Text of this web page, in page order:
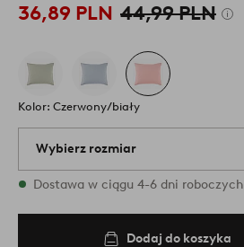
36,89 PLN 44,99 PLN
Kolor: Czerwony/biały
Wybierz rozmiar
1 rozmiary są dostępne w magazynie
Dostawa w ciągu 4-6 dni roboczych
DodajDodaj do koszyka